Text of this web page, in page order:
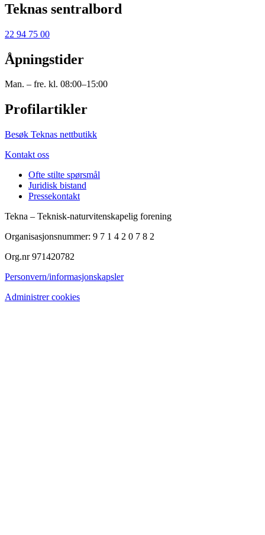
Teknas sentralbord
22 94 75 00
Åpningstider
Man. – fre. kl. 08:00–15:00
Profilartikler
Besøk Teknas nettbutikk
Kontakt oss
Ofte stilte spørsmål
Juridisk bistand
Pressekontakt
Tekna – Teknisk-naturvitenskapelig forening
Organisasjonsnummer: 9 7 1 4 2 0 7 8 2
Org.nr 971420782
Personvern/informasjonskapsler
Administrer cookies